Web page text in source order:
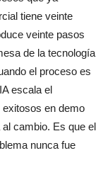
tiene veinte
veinte pasos
de la tecnología
el proceso es
escala el
en demo
cambio. Es que el
nunca fue